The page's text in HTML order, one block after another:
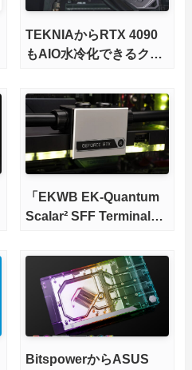
TEKNIAからRTX 4090
もAIO水冷化できるクー
「EKWB EK-Quantum
Scalar² SFF Terminal」
BitspowerからASUS